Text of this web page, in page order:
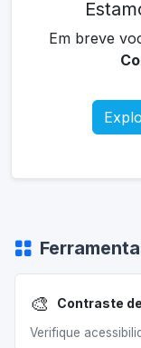
Em breve
🎨 Contraste
Verifique